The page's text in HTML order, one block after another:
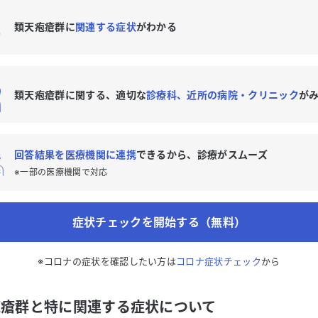
類天疱瘡群に関連する症状がわかる
類天疱瘡群に関する、適切な診療科、近所の病院・クリニックが
回答結果を医療機関に連携できるから、診療がスムーズ
※一部の医療機関で対応
症状チェックを開始する（無料）
※コロナの症状を確認したい方はコロナ症状チェックから
群と特に関連する症状について